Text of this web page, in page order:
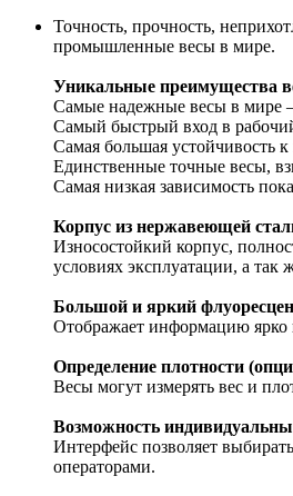
Точность, прочность,
промышленные весы в мире.
Уникальные преимущества
Самые надежные весы в мире –
Самый быстрый вход в
Самая большая устойчивость к
Единственные точные весы,
Самая низкая зависимость
Корпус из нержавеющей
Износостойкий корпус,
условиях эксплуатации, а так
Большой и яркий
Отображает информацию ярко
Определение плотности
Весы могут измерять вес и
Возможность
Интерфейс позволяет
операторами.